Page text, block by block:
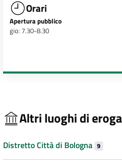
Orari
Apertura pubblico
gio: 7.30-8.30
Altri luoghi di
Distretto Città di Bologna 9